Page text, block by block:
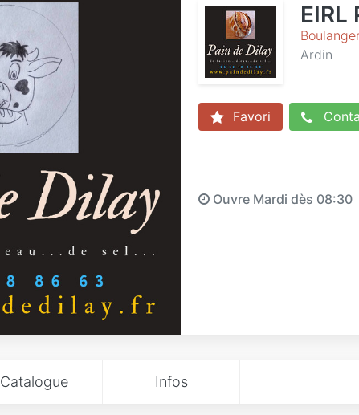
Ardin
Favori
Ouvre Mardi dès 08:30
Catalogue Infos